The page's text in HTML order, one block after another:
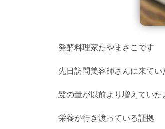
発酵料理家たやまさこです
先日訪問美容師さんに来て
髪の量が以前より増えていた
栄養が行き渡っている証拠